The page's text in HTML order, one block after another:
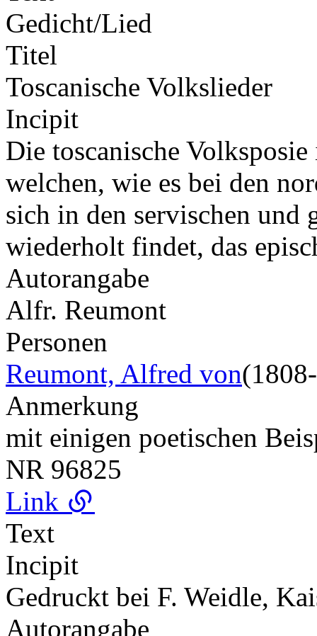
Gedicht/Lied
Titel
Toscanische Volkslieder
Incipit
Die toscanische
welchen, wie es bei den
sich in den servischen und
wiederholt findet, das
Autorangabe
Alfr. Reumont
Personen
Reumont, Alfred von
Anmerkung
mit einigen poetischen
NR 96825
Link
Text
Incipit
Gedruckt bei F. Weidle,
Autorangabe